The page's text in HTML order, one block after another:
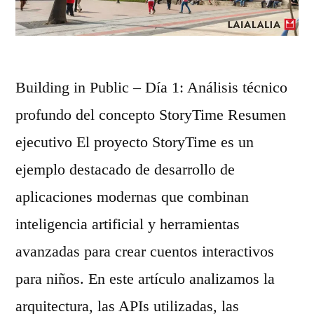
n
g
a
g
e
s
c
i
n
e
n
r
a
d
o
s
c
o
n
I
y
:
A
s
í
e
s
e
l
f
Building in Public – Día 1: Análisis técnico
profundo del concepto StoryTime Resumen
ejecutivo El proyecto StoryTime es un
ejemplo destacado de desarrollo de
aplicaciones modernas que combinan
inteligencia artificial y herramientas
avanzadas para crear cuentos interactivos
para niños. En este artículo analizamos la
arquitectura, las APIs utilizadas, las